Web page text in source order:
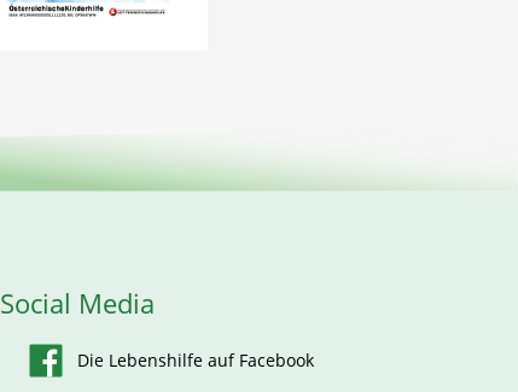
Social Media
Die Lebenshilfe auf Facebook